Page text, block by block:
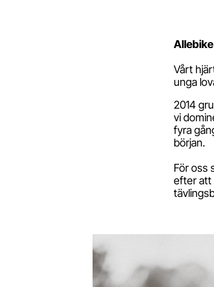
Vårt
unga
2014
vi
fyra
början.
För oss
efter att